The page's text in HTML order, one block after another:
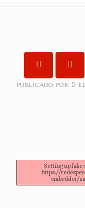
PUBLICADO POR EL
Setting up fake
https://
embedder/